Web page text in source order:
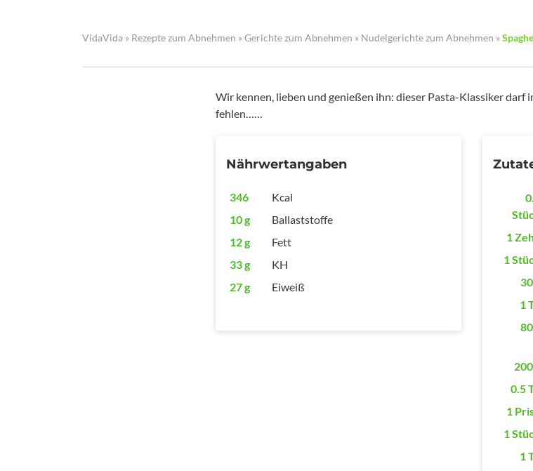
VidaVida » Rezepte zum Abnehmen »Gerichte zum Abnehmen » Nudelgerichte zum Abnehmen »
Wir kennen, lieben und genießen ihn: dieser Pasta-Klassiker darf
fehlen……
Nährwertangaben
346
Kcal
10 g
Ballaststoffe
12 g
Fett
33 g
KH
27 g
Eiweiß
1
1
1
0.5
1
1
1